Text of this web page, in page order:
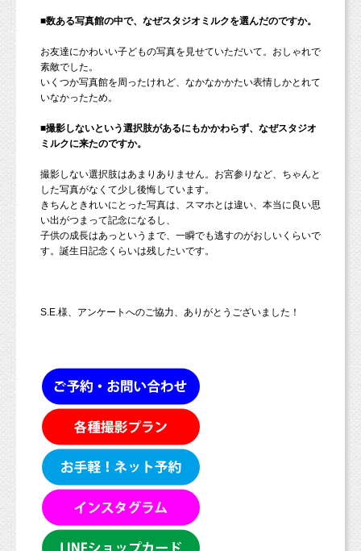
■数ある写真館の中で、なぜスタジオミルクを選んだのですか。
お友達にかわいい子どもの写真を見せていただいて。おしゃれで
素敵でした。
いくつか写真館を周ったけれど、なかなかかたい表情しかとれて
いなかったため。
■撮影しないという選択肢があるにもかかわらず、なぜスタジオ
ミルクに来たのですか。
撮影しない選択肢はあまりありません。お宮参りなど、ちゃんと
した写真がなくて少し後悔しています。
きちんときれいにとった写真は、スマホとは違い、本当に良い思
い出がつまって記念になるし、
子供の成長はあっというまで、一瞬でも逃すのがおしいくらいで
す。誕生日記念くらいは残したいです。
S.E.様、アンケートへのご協力、ありがとうございました！